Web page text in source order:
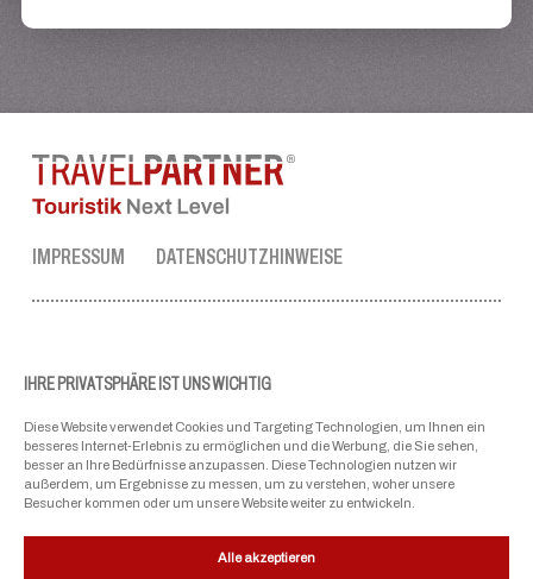
IHRE PRIVATSPHÄRE IST UNS WICHTIG
Diese Website verwendet Cookies und Targeting Technologien, um Ihnen ein
besseres Internet-Erlebnis zu ermöglichen und die Werbung, die Sie sehen,
besser an Ihre Bedürfnisse anzupassen. Diese Technologien nutzen wir
außerdem, um Ergebnisse zu messen, um zu verstehen, woher unsere
Besucher kommen oder um unsere Website weiter zu entwickeln.
Alle akzeptieren
IMPRESSUM DATENSCHUTZHINWEISE
Tel.:+43 50 3636 1
ellmau@travel-partner.com